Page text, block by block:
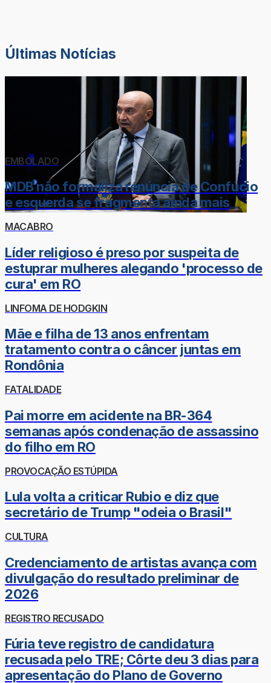
Últimas Notícias
EMBOLADO
MDB não formaliza renúncia de Confúcio
e esquerda se fragmenta ainda mais
MACABRO
Líder religioso é preso por suspeita de
estuprar mulheres alegando 'processo de
cura' em RO
LINFOMA DE HODGKIN
Mãe e filha de 13 anos enfrentam
tratamento contra o câncer juntas em
Rondônia
FATALIDADE
Pai morre em acidente na BR-364
semanas após condenação de assassino
do filho em RO
PROVOCAÇÃO ESTÚPIDA
Lula volta a criticar Rubio e diz que
secretário de Trump "odeia o Brasil"
CULTURA
Credenciamento de artistas avança com
divulgação do resultado preliminar de
2026
REGISTRO RECUSADO
Fúria teve registro de candidatura
recusada pelo TRE; Côrte deu 3 dias para
apresentação do Plano de Governo